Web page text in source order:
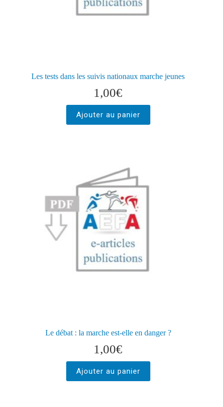
Les tests dans les suivis nationaux marche jeunes
1,00€
Ajouter au panier
Le débat : la marche est-elle en danger ?
1,00€
Ajouter au panier